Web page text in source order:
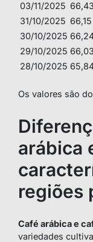
03/11/2025 66,43
31/10/2025 66,15
30/10/2025
29/10/2025 66,03
28/10/2025
Os valores são do
arábica
regiões
Café arábica e
variedades